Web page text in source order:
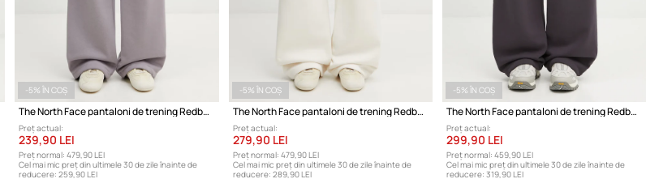
-5% ÎN COȘ
The North Face pantaloni de trening Redbox
Preț actual:
239,90 LEI
Preț normal: 479,90 LEI
Cel mai mic preț din ultimele 30 de zile înainte de
reducere: 259,90 LEI
-5% ÎN COȘ
The North Face pantaloni de trening Redbox
Preț actual:
279,90 LEI
Preț normal: 479,90 LEI
Cel mai mic preț din ultimele 30 de zile înainte de
reducere: 289,90 LEI
-5% ÎN COȘ
The North Face pantaloni de trening Redbox
Preț actual:
299,90 LEI
Preț normal: 459,90 LEI
Cel mai mic preț din ultimele 30 de zile înainte de
reducere: 319,90 LEI